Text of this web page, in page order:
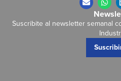
Suscribite al newsletter semanal